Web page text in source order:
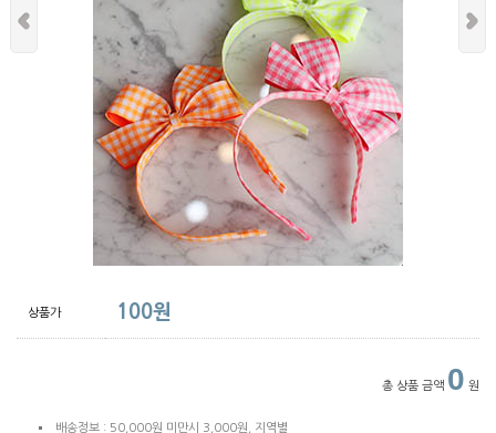
상품가 100원
총 상품 금액 0 원
배송정보 : 50,000원 미만시 3,000원, 지역별